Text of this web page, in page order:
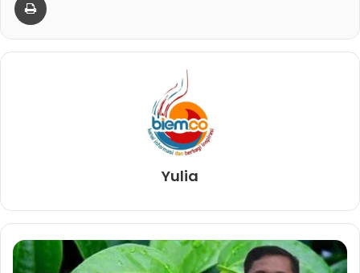
Yulia